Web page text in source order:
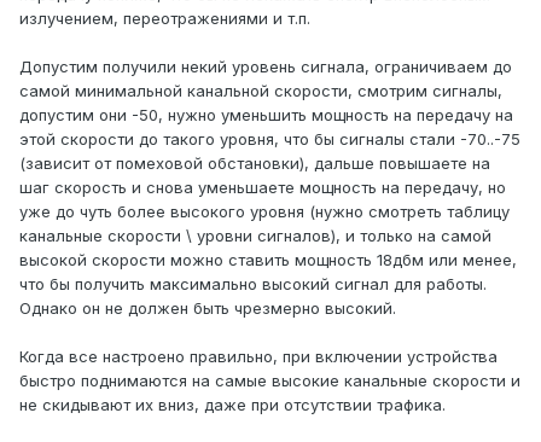
излучением, переотражениями и т.п.
Допустим получили некий уровень сигнала, ограничиваем до
самой минимальной канальной скорости, смотрим сигналы,
допустим они -50, нужно уменьшить мощность на передачу на
этой скорости до такого уровня, что бы сигналы стали -70..-75
(зависит от помеховой обстановки), дальше повышаете на
шаг скорость и снова уменьшаете мощность на передачу, но
уже до чуть более высокого уровня (нужно смотреть таблицу
канальные скорости \ уровни сигналов), и только на самой
высокой скорости можно ставить мощность 18дбм или менее,
что бы получить максимально высокий сигнал для работы.
Однако он не должен быть чрезмерно высокий.
Когда все настроено правильно, при включении устройства
быстро поднимаются на самые высокие канальные скорости и
не скидывают их вниз, даже при отсутствии трафика.